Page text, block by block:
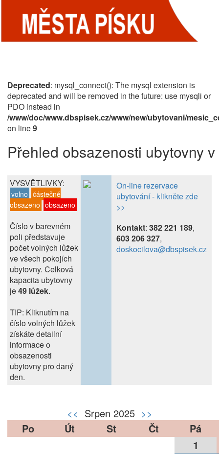
Deprecated: mysql_connect(): The mysql extension is
deprecated and will be removed in the future: use mysqli or
PDO instead in
/www/doc/www.dbspisek.cz/www/new/ubytovani/
on line9
Přehled obsazenosti ubytovny
VYSVĚTLIVKY:
volno částečně
obsazeno obsazeno
Číslo v barevném
poli představuje
počet volných lůžek
ve všech pokojích
ubytovny. Celková
kapacita ubytovny
je49 lůžek.
TIP: Kliknutím na
číslo volných lůžek
získáte detailní
informace o
obsazenosti
ubytovny pro daný
den.
On-line rezervace
ubytování - klikněte zde
>>
Kontakt: 382 221 189,
603 206 327,
doskocilova@dbspisek.cz
<< Srpen 2025 >>
Po
Út St Čt
Pá
1